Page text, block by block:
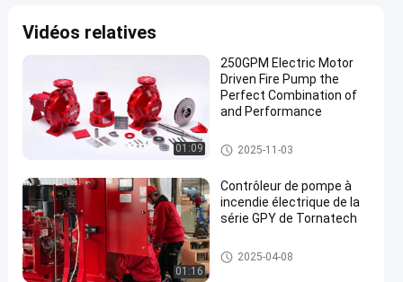
régulateur
Tornatech
Pompe à
incendie
d'aspiration
de fin
2025-
04-09
51
points
Parlez
Maintenant.
pompe
aspirante
de fin
d'étape
unique
Vidéos relatives
01:09
250GPM Electric Motor
Driven Fire Pump the
Perfect Combination of
and Performance
Pompe à incendie d'aspiration
de fin
2025-11-03
01:16
Contrôleur de pompe à
incendie électrique de la
série GPY de Tornatech
Contrôleur de pompe à incendi
e
2025-04-08